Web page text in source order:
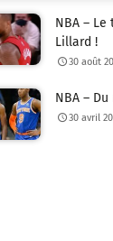
NBA –
Lillard !
30 août
NBA –
30 avril